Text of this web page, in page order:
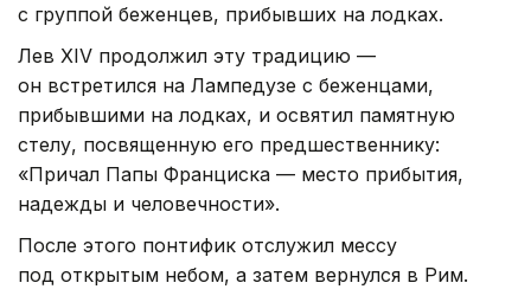
с группой беженцев, прибывших на лодках.
Лев XIV продолжил эту традицию —
он встретился на Лампедузе с беженцами,
прибывшими на лодках, и освятил памятную
стелу, посвященную его предшественнику:
«Причал Папы Франциска — место прибытия,
надежды и человечности».
После этого понтифик отслужил мессу
под открытым небом, а затем вернулся в Рим.